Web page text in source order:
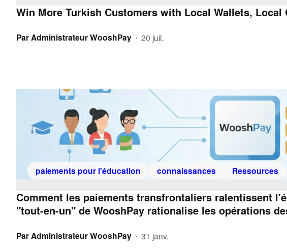
Win More Turkish Customers with Local Wallets, Local
ParAdministrateur WooshPay • 20 juil.
paiements pour l'éducation connaissances Ressources
Comment les paiements transfrontaliers ralentissent
"tout-en-un" de WooshPay rationalise les opérations
ParAdministrateur WooshPay • 31 janv.